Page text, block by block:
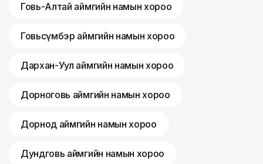
Говь-Алтай аймгийн намын хороо
Говьсүмбэр аймгийн намын хороо
Дархан-Уул аймгийн намын хороо
Дорноговь аймгийн намын хороо
Дорнод аймгийн намын хороо
Дундговь аймгийн намын хороо